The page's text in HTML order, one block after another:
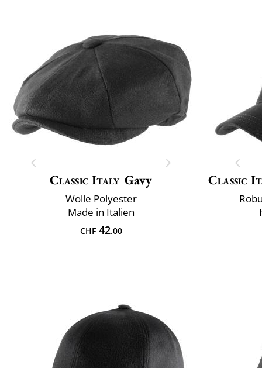
Classic Italy Gavy
Wolle Polyester
Made in Italien
CHF42.00
Classic